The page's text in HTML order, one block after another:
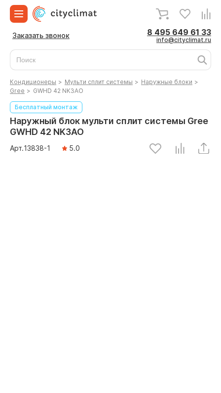
Заказать звонок 8 495 649 61 33
info@cityclimat.ru
Кондиционеры > Мульти сплит системы > Наружные блоки >
Gree > GWHD 42 NK3AO
Бесплатный монтаж
Наружный блок мульти сплит системы Gree
GWHD 42 NK3AO
Арт.13838-1 5.0